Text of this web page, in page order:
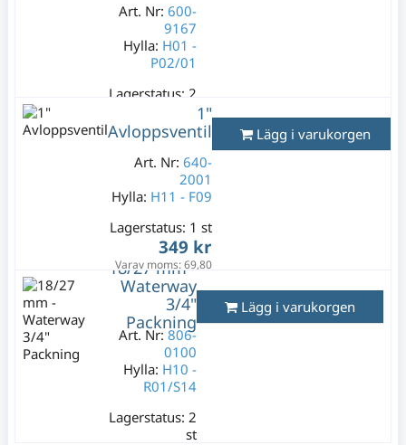
Art. Nr:600-
9167
Hylla: H01 -
P02/01
Lagerstatus: 2
149 kr
29,80 kr
1"
Avloppsventil
Art. Nr: 640-
2001
Hylla: H11 - F09
Lagerstatus: 1 st
349 kr
Varav moms:69,80
Lägg i varukorgen
18/27 mm -
Waterway
3/4"
Packning
Art. Nr:806-
0100
Hylla: H10 -
R01/S14
Lagerstatus:2
st
Lägg i varukorgen